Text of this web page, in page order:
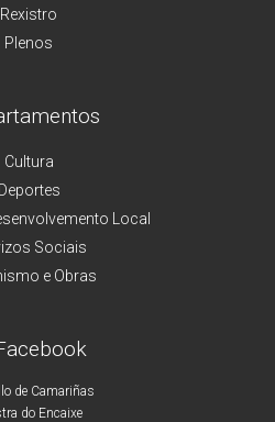
Rexistro
Plenos
Cultura
Deportes
Local
Sociais
e Obras
de Camariñas
do Encaixe